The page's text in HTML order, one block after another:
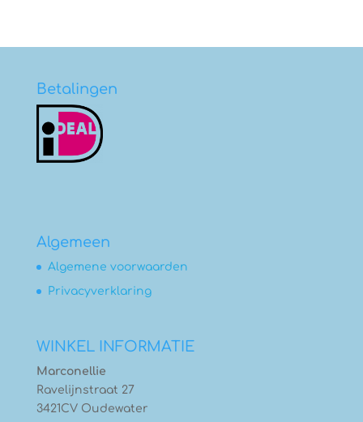
€6,75
Betalingen
Algemeen
Algemene voorwaarden
Privacyverklaring
WINKEL INFORMATIE
Marconellie
Ravelijnstraat 27
3421CV Oudewater